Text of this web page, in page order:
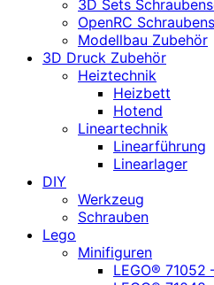
3D Sets
OpenRC
Modellbau Zubehör
3D Druck Zubehör
Heiztechnik
Heizbett
Hotend
Lineartechnik
Linearführung
Linearlager
DIY
Werkzeug
Schrauben
Lego
Minifiguren
LEGO® 71052